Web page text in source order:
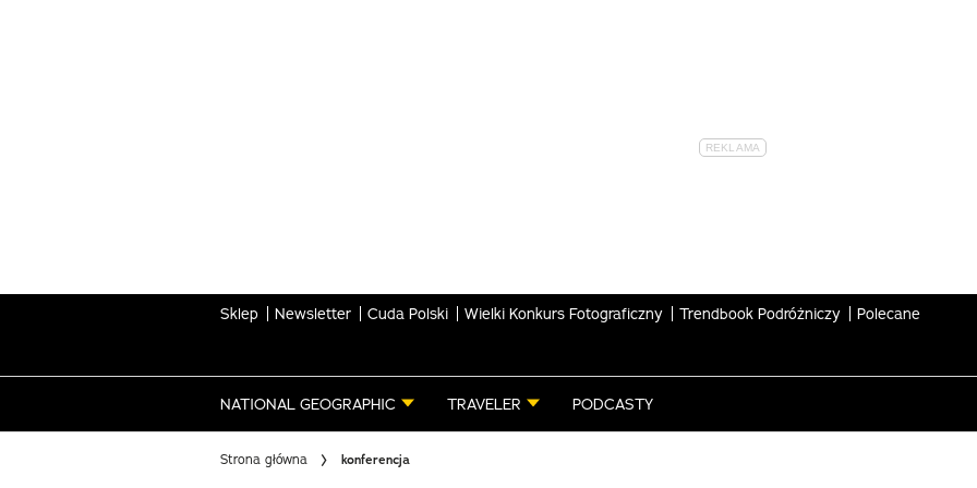
Sklep Newsletter Cuda Polski Wielki Konkurs Fotograficzny Trendbook Podróżniczy Polecane
NATIONAL GEOGRAPHIC TRAVELER PODCASTY
Strona główna konferencja